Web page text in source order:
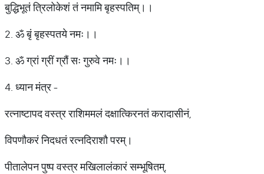
बुद्धिभूतं त्रिलोकेशं तं नमामि बृहस्पतिम्।।
2. ॐ बृं बृहस्पतये नमः।।
3. ॐ ग्रां ग्रीं ग्रौं सः गुरुवे नमः।।
4. ध्यान मंत्र -
रत्नाष्टापद वस्त्र राशिममलं दक्षात्किरनतं करादासीनं,
विपणौकरं निदधतं रत्नदिराशौ परम्।
पीतालेपन पुष्प वस्त्र मखिलालंकारं सम्भूषितम्,